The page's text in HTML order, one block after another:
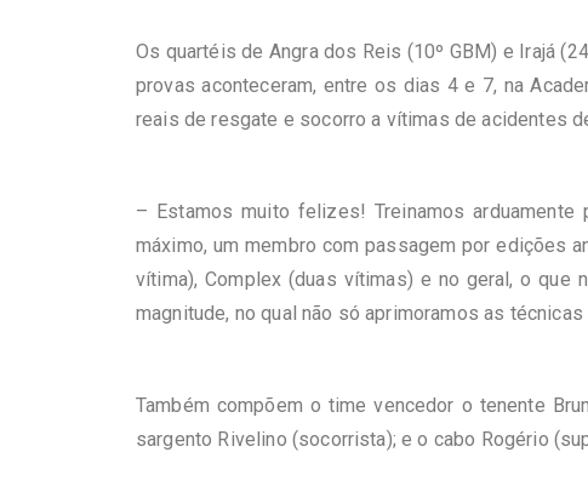
Os quartéis de Angra dos Reis (10º GBM) e Irajá
provas aconteceram, entre os dias 4 e 7, naAca
reais de resgate e socorro a vítimas de acidentes
– Estamos muito felizes! Treinamos arduamente
máximo, um membro com passagem por edições
vítima),Complex (duas vítimas) e no geral, o que
magnitude, no qual não só aprimoramos as
Também compõem o time vencedor o tenente
sargento Rivelino (socorrista); e o cabo Rogério